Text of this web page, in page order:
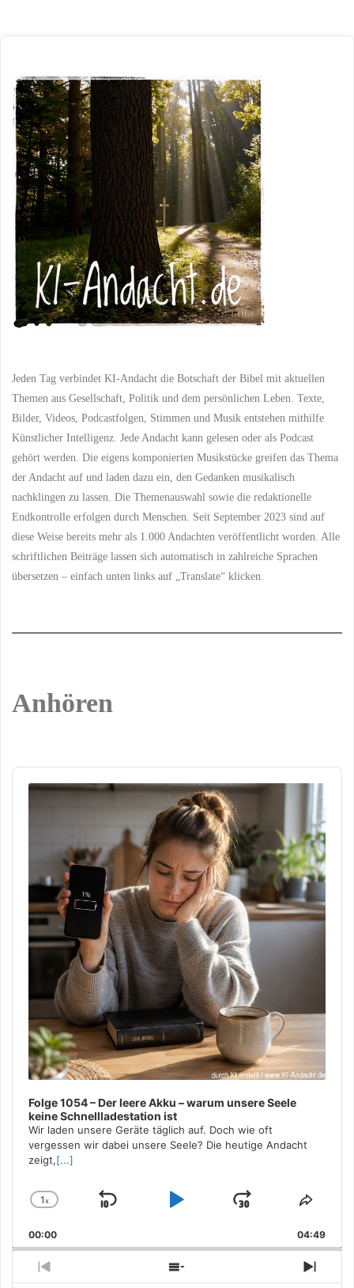
Seele
in
aufgewühlten
Zeiten"
Jeden Tag verbindet KI-Andacht die Botschaft der Bibel mit aktuellen
Themen aus Gesellschaft, Politik und dem persönlichen Leben. Texte,
Bilder, Videos, Podcastfolgen, Stimmen und Musik entstehen mithilfe
Künstlicher Intelligenz. Jede Andacht kann gelesen oder als Podcast
gehört werden. Die eigens komponierten Musikstücke greifen das Thema
der Andacht auf und laden dazu ein, den Gedanken musikalisch
nachklingen zu lassen. Die Themenauswahl sowie die redaktionelle
Endkontrolle erfolgen durch Menschen. Seit September 2023 sind auf
diese Weise bereits mehr als 1.000 Andachten veröffentlicht worden. Alle
schriftlichen Beiträge lassen sich automatisch in zahlreiche Sprachen
übersetzen – einfach unten links auf „Translate“ klicken.
Anhören
Audio
Player
Folge 1054 – Der leere Akku – warum unsere Seele
keine Schnellladestation ist
Wir laden unsere Geräte täglich auf. Doch wie oft
vergessen wir dabei unsere Seele? Die heutige Andacht
zeigt,[...]
Change
Rate
1x
Skip
Play
Jump
Forward
Share
00:00 04:49
Previous
Show
Next